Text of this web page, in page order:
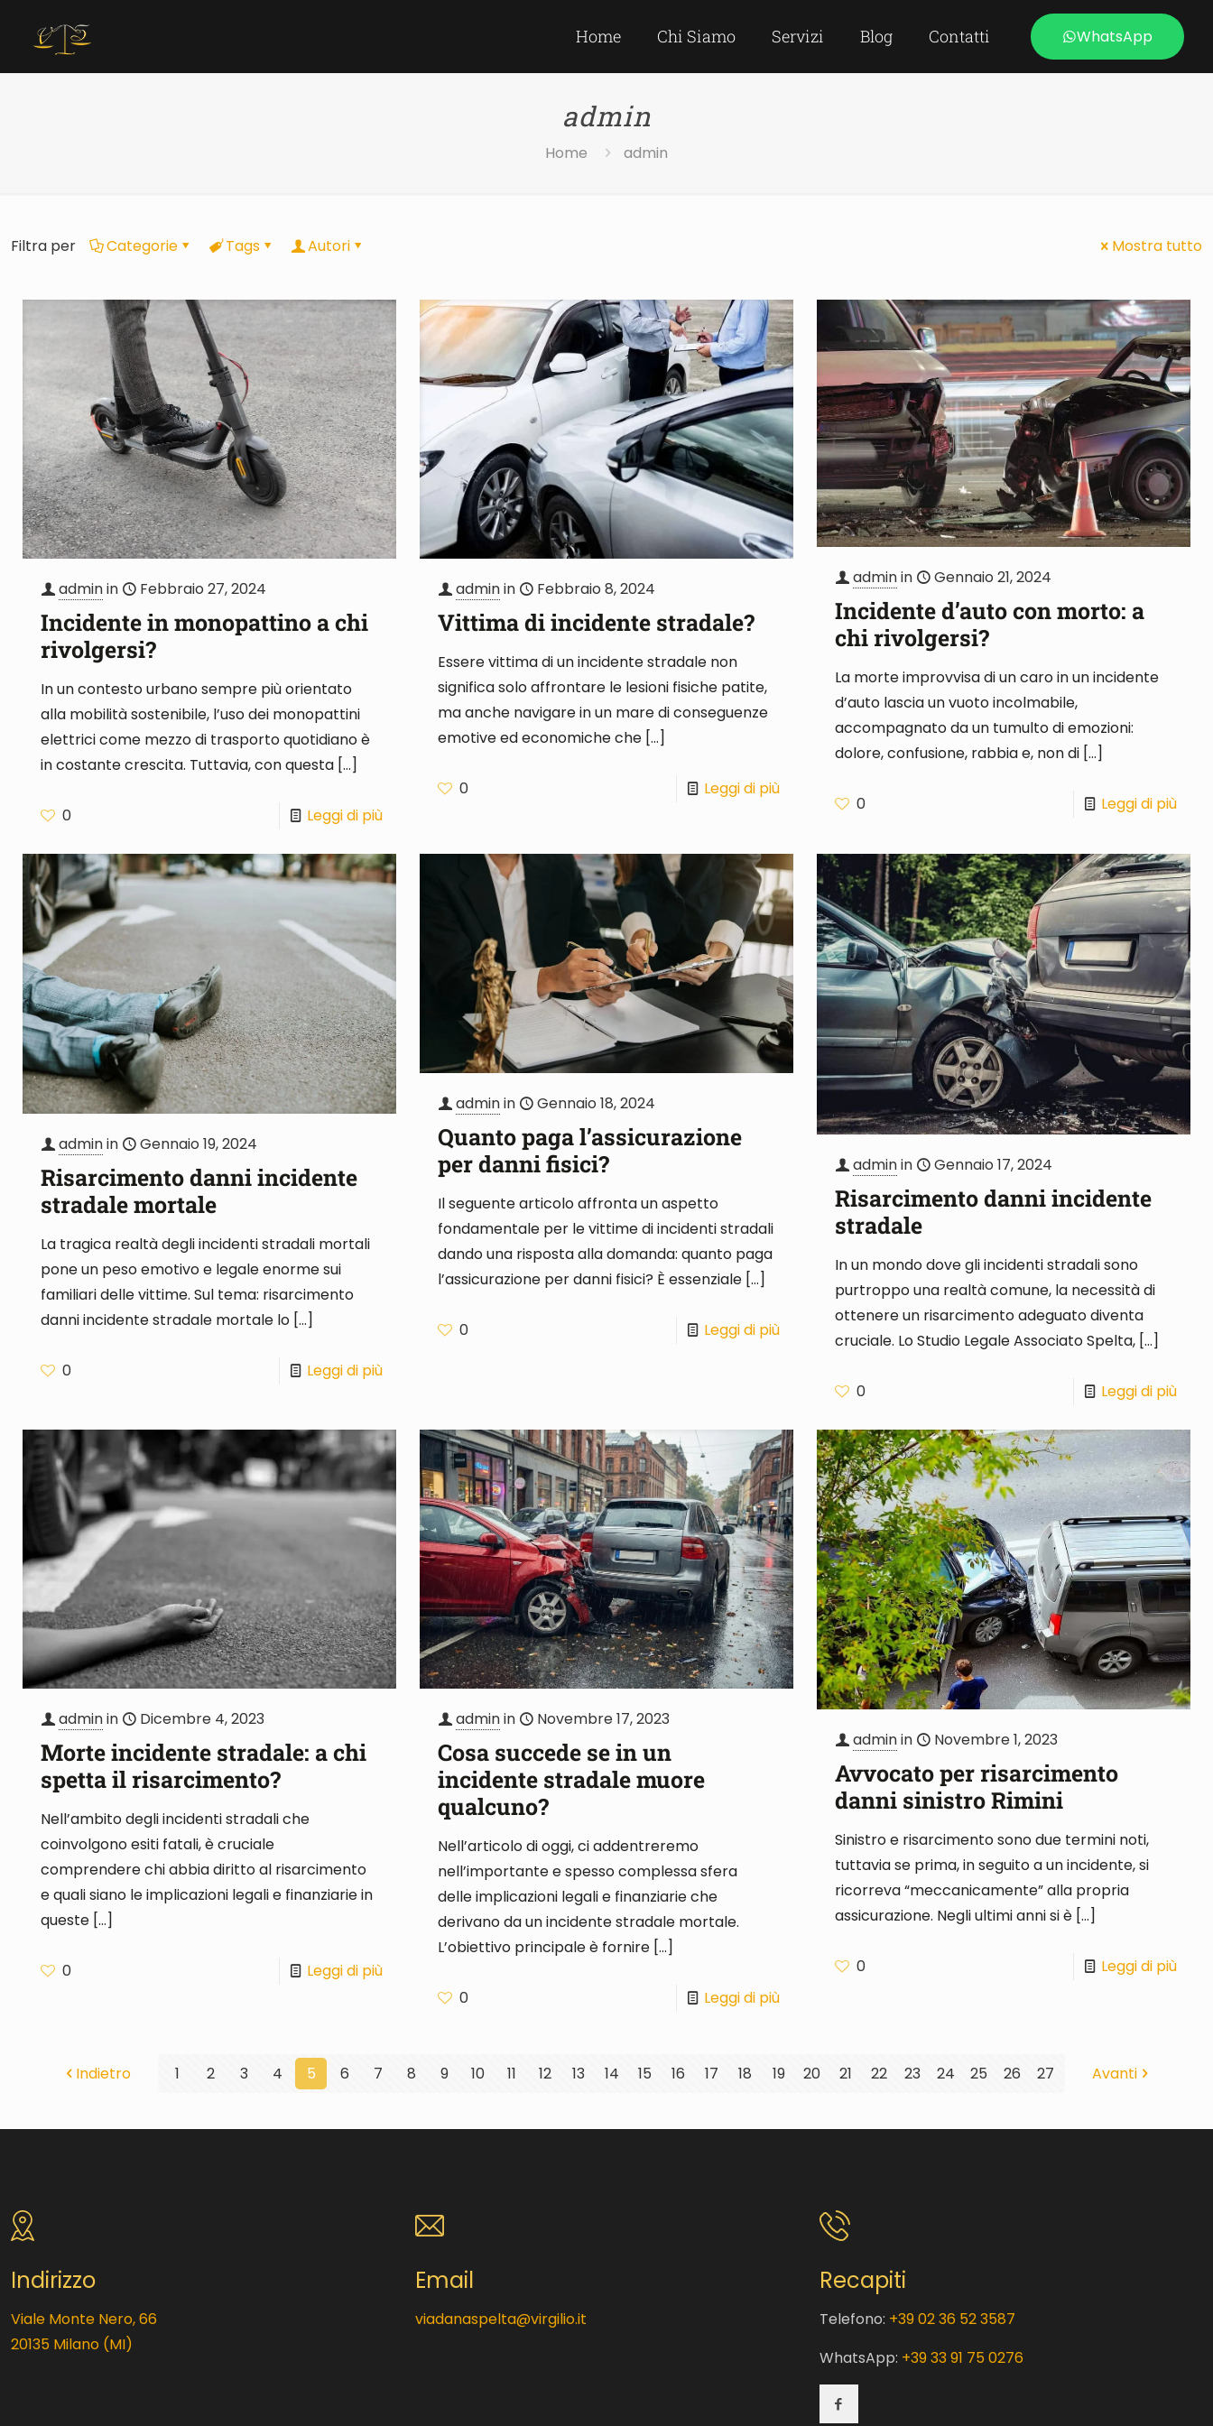
Home Chi Siamo Servizi Blog Contatti WhatsApp
admin
Home admin
Filtra per Categorie Tags Autori Mostra tutto
adminin Febbraio 27, 2024
Incidente in monopattino a chi
rivolgersi?
In un contesto urbano sempre più orientato
alla mobilità sostenibile, l’uso dei monopattini
elettrici come mezzo di trasporto quotidiano è
in costante crescita. Tuttavia, con questa […]
0 Leggi di più
adminin Febbraio 8, 2024
Vittima di incidente stradale?
Essere vittima di un incidente stradale non
significa solo affrontare le lesioni fisiche patite,
ma anche navigare in un mare di conseguenze
emotive ed economiche che […]
0 Leggi di più
adminin Gennaio 21, 2024
Incidente d’auto con morto: a
chi rivolgersi?
La morte improvvisa di un caro in un incidente
d’auto lascia un vuoto incolmabile,
accompagnato da un tumulto di emozioni:
dolore, confusione, rabbia e, non di […]
0 Leggi di più
adminin Gennaio 19, 2024
Risarcimento danni incidente
stradale mortale
La tragica realtà degli incidenti stradali mortali
pone un peso emotivo e legale enorme sui
familiari delle vittime. Sul tema: risarcimento
danni incidente stradale mortale lo […]
0 Leggi di più
adminin Gennaio 18, 2024
Quanto paga l’assicurazione
per danni fisici?
Il seguente articolo affronta un aspetto
fondamentale per le vittime di incidenti stradali
dando una risposta alla domanda: quanto paga
l’assicurazione per danni fisici? È essenziale […]
0 Leggi di più
adminin Gennaio 17, 2024
Risarcimento danni incidente
stradale
In un mondo dove gli incidenti stradali sono
purtroppo una realtà comune, la necessità di
ottenere un risarcimento adeguato diventa
cruciale. Lo Studio Legale Associato Spelta, […]
0 Leggi di più
adminin Dicembre 4, 2023
Morte incidente stradale: a chi
spetta il risarcimento?
Nell’ambito degli incidenti stradali che
coinvolgono esiti fatali, è cruciale
comprendere chi abbia diritto al risarcimento
e quali siano le implicazioni legali e finanziarie in
queste […]
0 Leggi di più
adminin Novembre 17, 2023
Cosa succede se in un
incidente stradale muore
qualcuno?
Nell’articolo di oggi, ci addentreremo
nell’importante e spesso complessa sfera
delle implicazioni legali e finanziarie che
derivano da un incidente stradale mortale.
L’obiettivo principale è fornire […]
0 Leggi di più
adminin Novembre 1, 2023
Avvocato per risarcimento
danni sinistro Rimini
Sinistro e risarcimento sono due termini noti,
tuttavia se prima, in seguito a un incidente, si
ricorreva “meccanicamente” alla propria
assicurazione. Negli ultimi anni si è […]
0 Leggi di più
Indietro 1 2 3 4 5 6 7 8 9 10 11 12 13 14 15 16 17 18 19 20 21 22 23 24 25 26 27 Avanti
Indirizzo
Viale Monte Nero, 66
20135 Milano (MI)
Email
viadanaspelta@virgilio.it
Recapiti
Telefono: +39 02 36 52 3587
WhatsApp: +39 33 91 75 0276